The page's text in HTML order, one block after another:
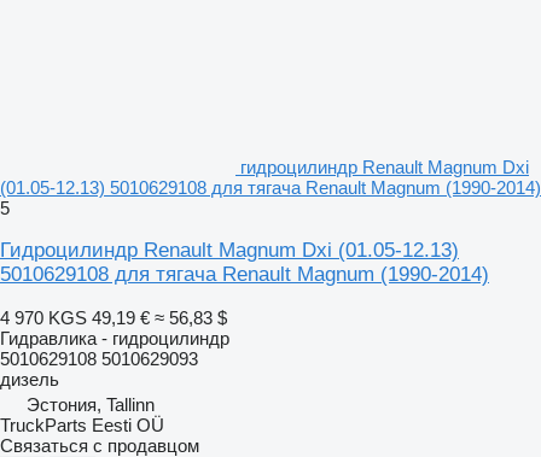
гидроцилиндр Renault Magnum Dxi
(01.05-12.13) 5010629108 для тягача Renault Magnum (1990-2014)
5
Гидроцилиндр Renault Magnum Dxi (01.05-12.13)
5010629108 для тягача Renault Magnum (1990-2014)
4 970 KGS 49,19 € ≈ 56,83 $
Гидравлика - гидроцилиндр
5010629108 5010629093
дизель
Эстония, Tallinn
TruckParts Eesti OÜ
Связаться с продавцом